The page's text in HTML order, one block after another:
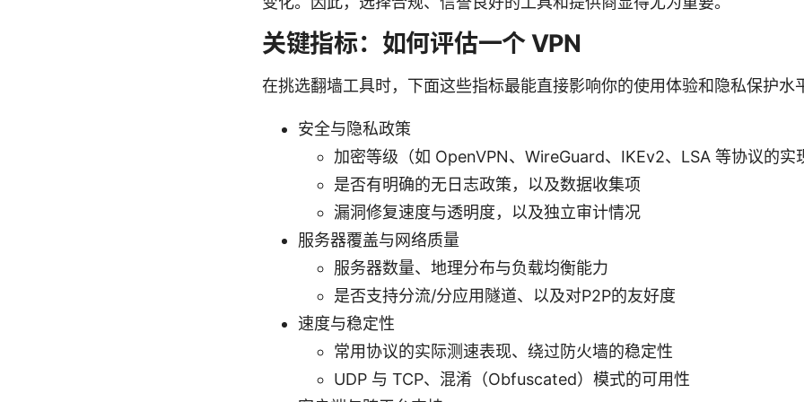
关键指标：如何评估一个 VPN
在挑选翻墙工具时，下面这些指标最能直接影响你的使用体验和隐私保护水
安全与隐私政策
加密等级（如 OpenVPN、WireGuard、IKEv2、LSA 等协议的实
是否有明确的无日志政策，以及数据收集项
漏洞修复速度与透明度，以及独立审计情况
服务器覆盖与网络质量
服务器数量、地理分布与负载均衡能力
是否支持分流/分应用隧道、以及对P2P的友好度
速度与稳定性
常用协议的实际测速表现、绕过防火墙的稳定性
UDP 与 TCP、混淆（Obfuscated）模式的可用性